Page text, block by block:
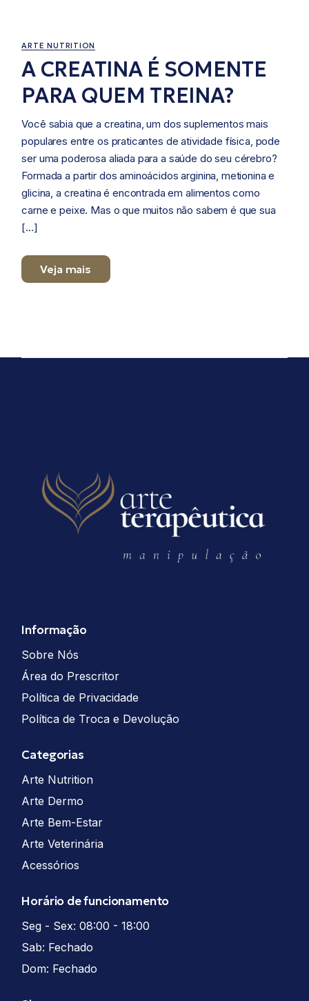
ARTE NUTRITION
A CREATINA É SOMENTE
PARA QUEM TREINA?
Você sabia que a creatina, um dos suplementos mais
populares entre os praticantes de atividade física, pode
ser uma poderosa aliada para a saúde do seu cérebro?
Formada a partir dos aminoácidos arginina, metionina e
glicina, a creatina é encontrada em alimentos como
carne e peixe. Mas o que muitos não sabem é que sua
[…]
Veja mais
Informação
Sobre Nós
Área do Prescritor
Política de Privacidade
Política de Troca e Devolução
Categorias
Arte Nutrition
Arte Dermo
Arte Bem-Estar
Arte Veterinária
Acessórios
Horário de funcionamento
Seg - Sex: 08:00 - 18:00
Sab: Fechado
Dom: Fechado